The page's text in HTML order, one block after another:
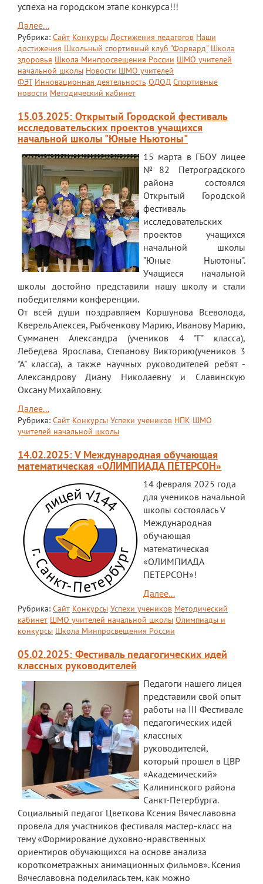
успеха на городском этапе конкурса!!!
Далее...
Рубрика: Сайт Конкурсы Достижения педагогов Наши
достижения Школьный спортивный клуб "Форвард" Школа
здоровья Школа Минпросвещения России ШМО учителей
начальной школы Новости ШМО учителей
ФЭТ Инновационная деятельность ОДОД Спортивные
новости Методический кабинет
15.03.2025: Открытый Городской фестиваль
исследовательских проектов учащихся
начальной школы "Юные Ньютоны"
15 марта в ГБОУ лицее
№82 Петроградского
района состоялся
Открытый Городской
фестиваль
исследовательских
проектов учащихся
начальной школы
"Юные Ньютоны".
Учащиеся начальной
школы достойно представили нашу школу и стали
победителями конференции.
От всей души поздравляем Коршунова Всеволода,
Кверель Алексея, Рыбченкову Марию, Иванову Марию,
Сумманен Александра (учеников 4 "Г" класса),
Лебедева Ярослава, Степанову Викторию(учеников 3
"А" класса), а также научных руководителей ребят -
Александрову Диану Николаевну и Славинскую
Оксану Михайловну.
Далее...
Рубрика: Сайт Конкурсы Успехи учеников НПК ШМО
учителей начальной школы
14.02.2025: V Международная обучающая
математическая «ОЛИМПИАДА ПЕТЕРСОН»
14 февраля 2025 года
для учеников начальной
школы состоялась V
Международная
обучающая
математическая
«ОЛИМПИАДА
ПЕТЕРСОН»!
Далее...
Рубрика: Сайт Конкурсы Успехи учеников Методический
кабинет ШМО учителей начальной школы Олимпиады и
конкурсы Школа Минпросвещения России
05.02.2025: Фестиваль педагогических идей
классных руководителей
Педагоги нашего лицея
представили свой опыт
работы на III Фестивале
педагогических идей
классных
руководителей,
который прошел в ЦВР
«Академический»
Калининского района
Санкт-Петербурга.
Социальный педагог Цветкова Ксения Вячеславовна
провела для участников фестиваля мастер-класс на
тему «Формирование духовно-нравственных
ориентиров обучающихся на основе анализа
короткометражных анимационных фильмов». Ксения
Вячеславовна поделилась тем, как можно